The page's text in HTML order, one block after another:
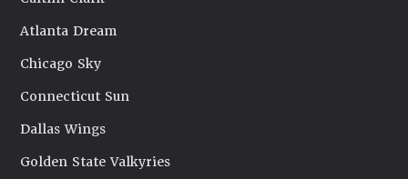
Atlanta Dream
Chicago Sky
Connecticut Sun
Dallas Wings
Golden State Valkyries